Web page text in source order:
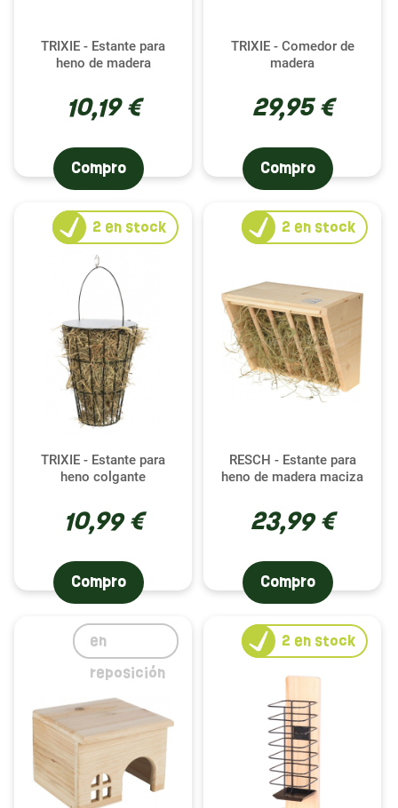
TRIXIE - Estante para
heno de madera
10,19 €
Compro
TRIXIE - Comedor de
madera
29,95 €
Compro
TRIXIE - Estante para
heno colgante
10,99 €
2 en stock
Compro
RESCH - Estante para
heno de madera maciza
23,99 €
2 en stock
Compro
en
reposición
2 en stock